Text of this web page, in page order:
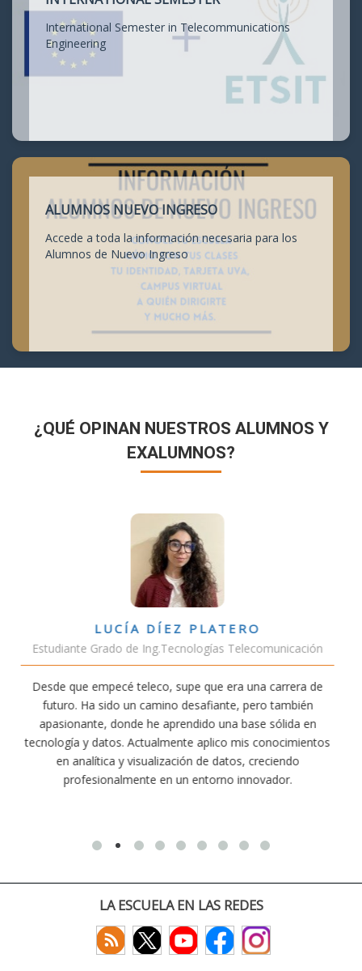
International Semester in Telecommunications
Engineering
ALUMNOS NUEVO INGRESO
Accede a toda la información necesaria para los
Alumnos de Nuevo Ingreso
¿QUÉ OPINAN NUESTROS ALUMNOS Y
EXALUMNOS?
de
VÍCTOR SÁNCHEZ VALENCIA
Estudiante Doble Grado Teleco-ADE
Estudiar teleco me ha permitido comprender
conectividad afecta nuestra vida diaria. Aunque la
exige esfuerzo, he dedicado parte de mi tiempo a
actividades como el salvamento y socorrismo.
convencido de que elegir teleco ha sido una de las
decisiones que he tomado.
LA ESCUELA EN LAS REDES